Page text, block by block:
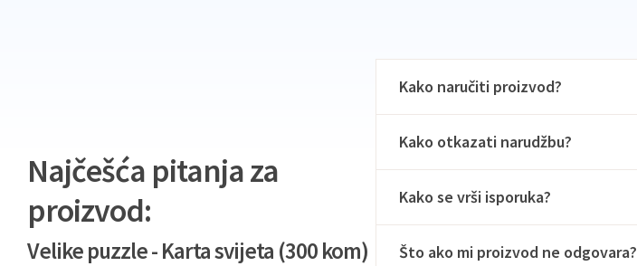
Najčešća pitanja za
proizvod:
Velike puzzle - Karta svijeta (300 kom)
Kako naručiti proizvod?
Kako otkazati narudžbu?
Kako se vrši isporuka?
Što ako mi proizvod ne odgovara?